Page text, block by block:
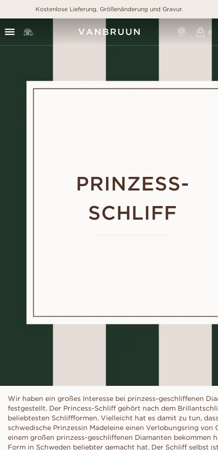
Kostenlose Lieferung, Größenänderung und Gravur.
PRINZESS-
SCHLIFF
Wir haben ein großes Interesse bei prinzess-geschliffenen
festgestellt. Der Princess-Schliff gehört nach dem
beliebtesten Schliffformen. Vielleicht hat es damit zu tun,
schwedische Prinzessin Madeleine einen Verlobungsring von
einem großen prinzess-geschliffenen Diamanten bekommen
Form in Schweden beliebter gemacht hat. Der Schliff selbst